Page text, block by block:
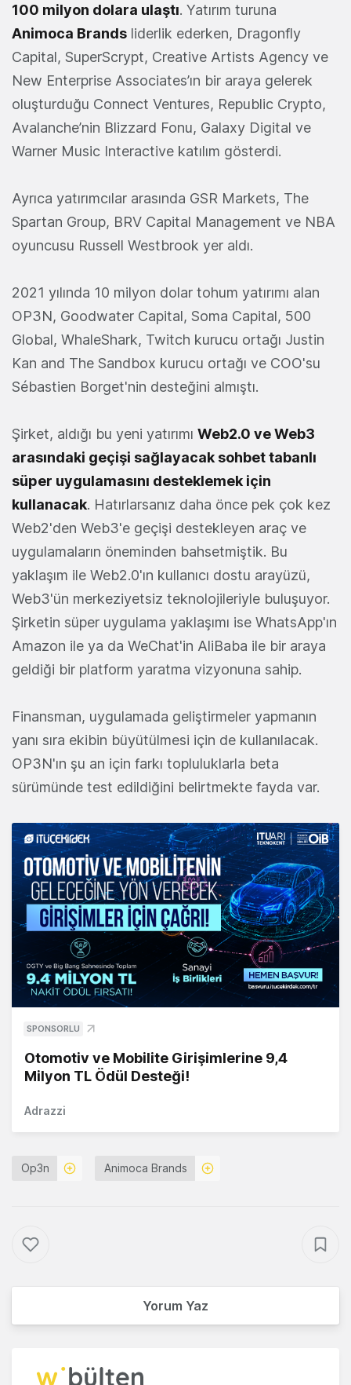
100 milyon dolara ulaştı. Yatırım turuna
Animoca Brands liderlik ederken, Dragonfly
Capital, SuperScrypt, Creative Artists Agency ve
New Enterprise Associates’ın bir araya gelerek
oluşturduğu Connect Ventures, Republic Crypto,
Avalanche’nin Blizzard Fonu, Galaxy Digital ve
Warner Music Interactive katılım gösterdi.
Ayrıca yatırımcılar arasında GSR Markets, The
Spartan Group, BRV Capital Management ve NBA
oyuncusu Russell Westbrook yer aldı.
2021 yılında 10 milyon dolar tohum yatırımı alan
OP3N, Goodwater Capital, Soma Capital, 500
Global, WhaleShark, Twitch kurucu ortağı Justin
Kan and The Sandbox kurucu ortağı ve COO'su
Sébastien Borget'nin desteğini almıştı.
Şirket, aldığı bu yeni yatırımı Web2.0 ve Web3
arasındaki geçişi sağlayacak sohbet tabanlı
süper uygulamasını desteklemek için
kullanacak. Hatırlarsanız daha önce pek çok kez
Web2'den Web3'e geçişi destekleyen araç ve
uygulamaların öneminden bahsetmiştik. Bu
yaklaşım ile Web2.0'ın kullanıcı dostu arayüzü,
Web3'ün merkeziyetsiz teknolojileriyle buluşuyor.
Şirketin süper uygulama yaklaşımı ise WhatsApp'ın
Amazon ile ya da WeChat'in AliBaba ile bir araya
geldiği bir platform yaratma vizyonuna sahip.
Finansman, uygulamada geliştirmeler yapmanın
yanı sıra ekibin büyütülmesi için de kullanılacak.
OP3N'ın şu an için farkı topluluklarla beta
sürümünde test edildiğini belirtmekte fayda var.
SPONSORLU
Otomotiv ve Mobilite Girişimlerine 9,4
Milyon TL Ödül Desteği!
Adrazzi
Op3n Animoca Brands
Yorum Yaz